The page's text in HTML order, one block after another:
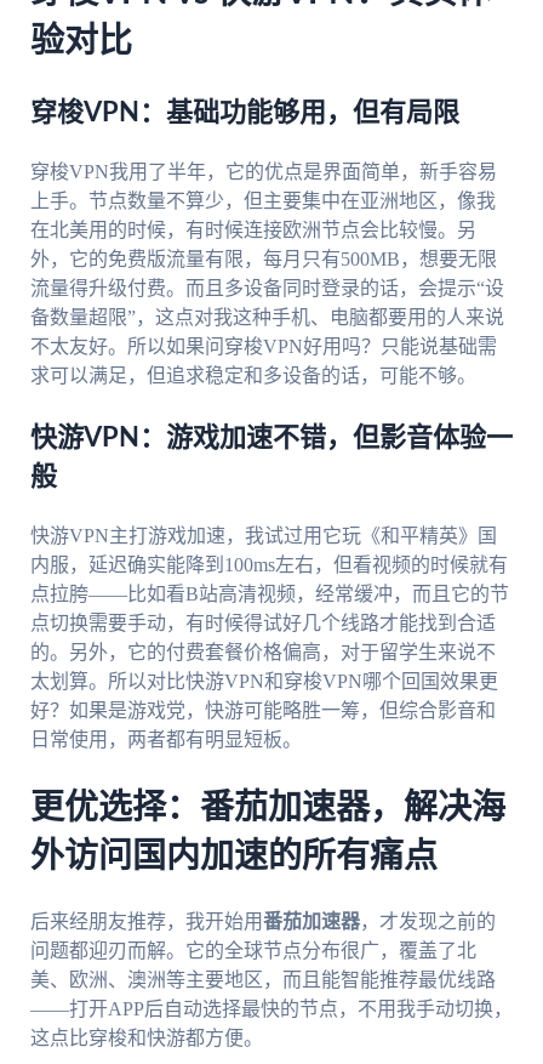
验对比
穿梭VPN：基础功能够用，但有局限
穿梭VPN我用了半年，它的优点是界面简单，新手容易
上手。节点数量不算少，但主要集中在亚洲地区，像我
在北美用的时候，有时候连接欧洲节点会比较慢。另
外，它的免费版流量有限，每月只有500MB，想要无限
流量得升级付费。而且多设备同时登录的话，会提示“设
备数量超限”，这点对我这种手机、电脑都要用的人来说
不太友好。所以如果问穿梭VPN好用吗？只能说基础需
求可以满足，但追求稳定和多设备的话，可能不够。
快游VPN：游戏加速不错，但影音体验一
般
快游VPN主打游戏加速，我试过用它玩《和平精英》国
内服，延迟确实能降到100ms左右，但看视频的时候就有
点拉胯——比如看B站高清视频，经常缓冲，而且它的节
点切换需要手动，有时候得试好几个线路才能找到合适
的。另外，它的付费套餐价格偏高，对于留学生来说不
太划算。所以对比快游VPN和穿梭VPN哪个回国效果更
好？如果是游戏党，快游可能略胜一筹，但综合影音和
日常使用，两者都有明显短板。
更优选择：番茄加速器，解决海
外访问国内加速的所有痛点
后来经朋友推荐，我开始用番茄加速器，才发现之前的
问题都迎刃而解。它的全球节点分布很广，覆盖了北
美、欧洲、澳洲等主要地区，而且能智能推荐最优线路
——打开APP后自动选择最快的节点，不用我手动切换，
这点比穿梭和快游都方便。